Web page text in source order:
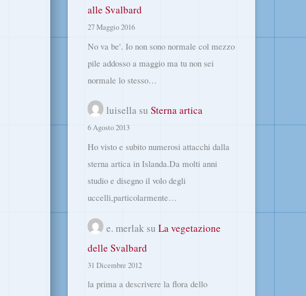
alle Svalbard
27 Maggio 2016
No va be'. Io non sono normale col mezzo
pile addosso a maggio ma tu non sei
normale lo stesso…
luisella suSterna artica
6 Agosto 2013
Ho visto e subito numerosi attacchi dalla
sterna artica in Islanda.Da molti anni
studio e disegno il volo degli
uccelli,particolarmente…
e. merlak suLa vegetazione
delle Svalbard
31 Dicembre 2012
la prima a descrivere la flora dello